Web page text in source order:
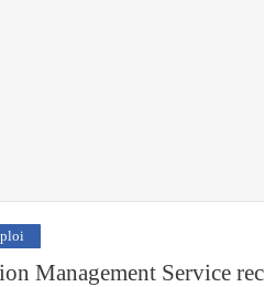
Management Service